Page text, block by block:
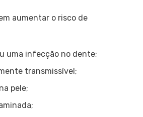
aumentar o risco de
uma infecção no dente;
transmissível;
pele;